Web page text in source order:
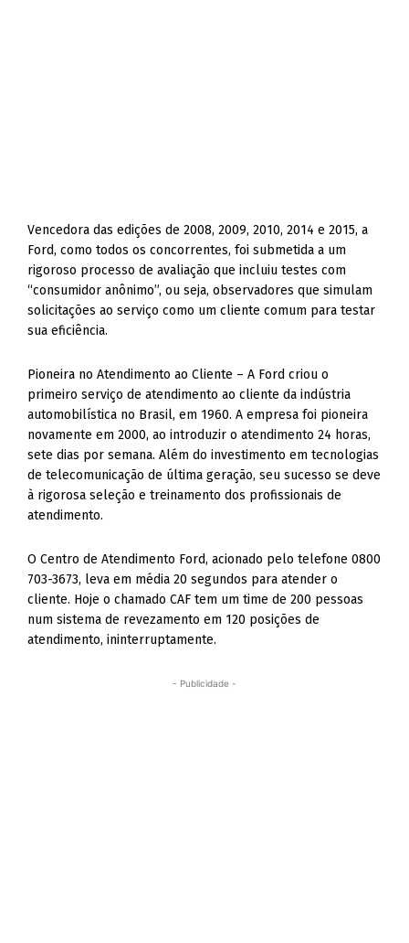
Vencedora das edições de 2008, 2009, 2010, 2014 e 2015, a
Ford, como todos os concorrentes, foi submetida a um
rigoroso processo de avaliação que incluiu testes com
“consumidor anônimo”, ou seja, observadores que simulam
solicitações ao serviço como um cliente comum para testar
sua eficiência.
Pioneira no Atendimento ao Cliente – A Ford criou o
primeiro serviço de atendimento ao cliente da indústria
automobilística no Brasil, em 1960. A empresa foi pioneira
novamente em 2000, ao introduzir o atendimento 24 horas,
sete dias por semana. Além do investimento em tecnologias
de telecomunicação de última geração, seu sucesso se deve
à rigorosa seleção e treinamento dos profissionais de
atendimento.
O Centro de Atendimento Ford, acionado pelo telefone 0800
703-3673, leva em média 20 segundos para atender o
cliente. Hoje o chamado CAF tem um time de 200 pessoas
num sistema de revezamento em 120 posições de
atendimento, ininterruptamente.
- Publicidade -